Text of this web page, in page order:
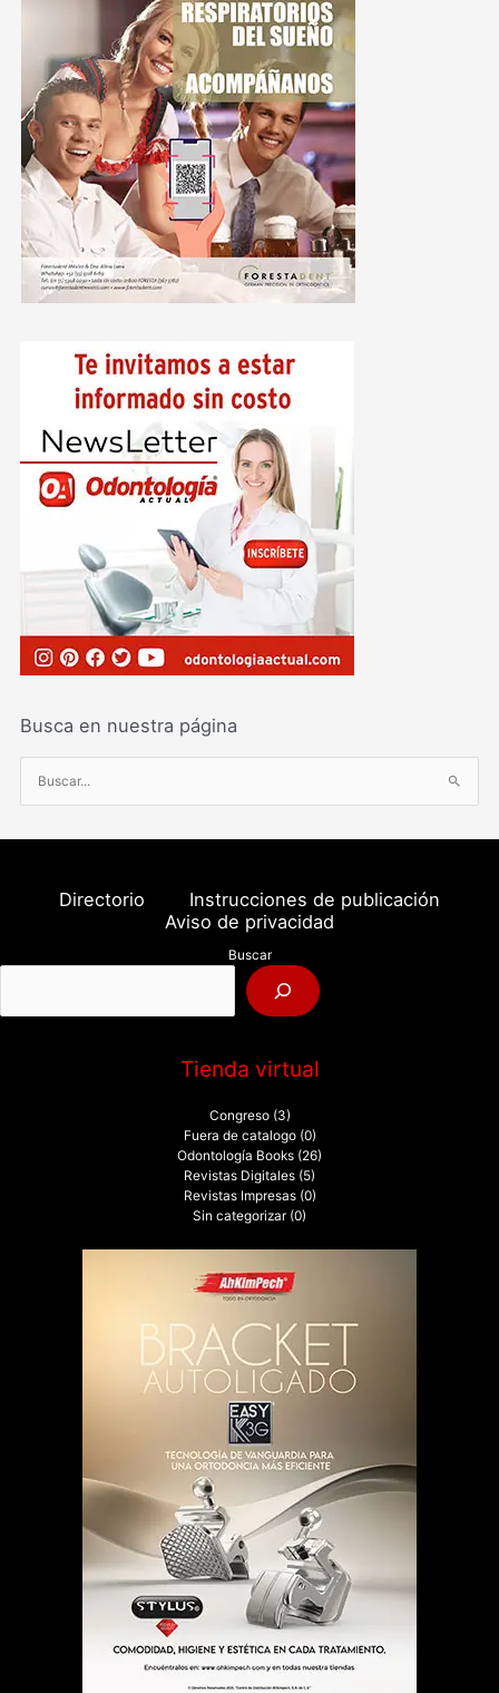
Busca en nuestra página
u
s
o
:
Directorio
Instrucciones de publicación
Aviso de privacidad
Buscar
Tienda virtual
Congreso (3)
Fuera de catalogo (0)
Odontología Books (26)
Revistas Digitales (5)
Revistas Impresas (0)
Sin categorizar (0)